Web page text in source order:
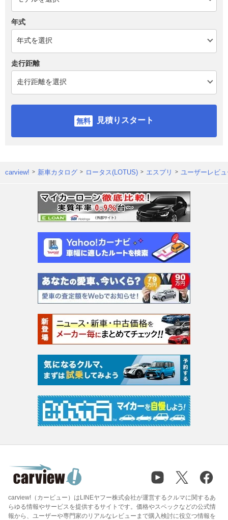
年式
走行距離
見積りスタート
carview! 新車カタログ ロータス(LOTUS) エスプリ ユーザーレビ
carview!（カービュー）はLINEヤフー株式会社が運営するクルマに関するあ
らゆる情報やサービスを提供するサイトです。価格やスペックなどの公式情
報から、ユーザーや専門家のリアルなレビューまで購入検討に役立つ情報を